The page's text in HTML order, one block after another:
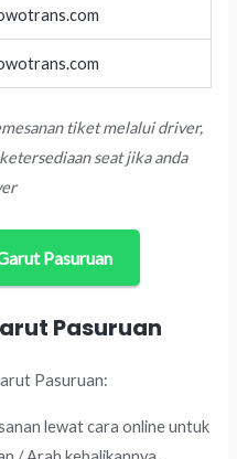
tiket melalui driver,
seat jika anda
Pasuruan
Pasuruan
Pasuruan:
lewat cara online untuk